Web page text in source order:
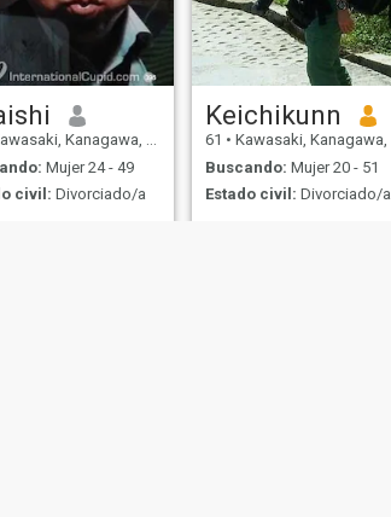
Kanagawa, Japón
Mujer 24 - 49
civil: Divorciado/a
Keichikunn
61 • Kawasaki, Kanagawa, Japón
Buscando: Mujer 20 - 51
Estado civil: Divorciado/a